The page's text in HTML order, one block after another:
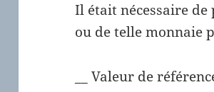
Il était nécessaire de
ou de telle monnaie
__ Valeur de